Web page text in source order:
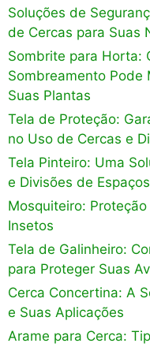
Soluções de
de Cercas para Suas
Sombrite para Horta:
Sombreamento Pode
Suas Plantas
Tela de Proteção:
no Uso de Cercas e
Tela Pinteiro: Uma
e Divisões de Espaços
Mosquiteiro:
Insetos
Tela de Galinheiro:
para Proteger Suas
Cerca Concertina: A
e Suas Aplicações
Arame para Cerca: